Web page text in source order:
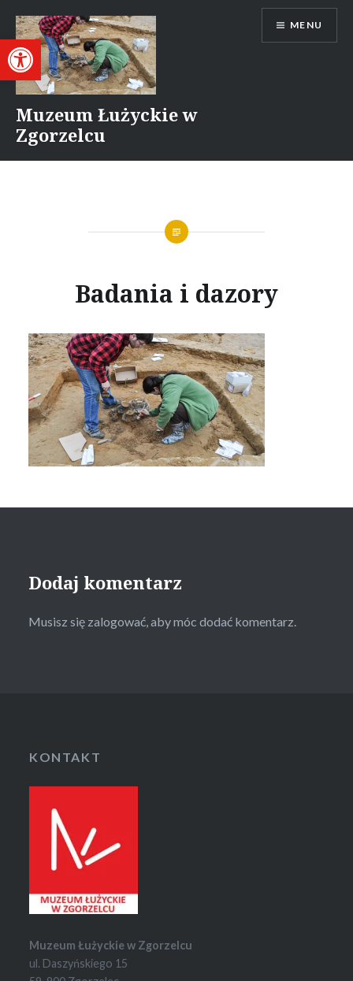
Otwórz pasek narzędzi
treści
Muzeum Łużyckie w
Zgorzelcu
MENU
Badania i dazory
Dodaj komentarz
Musisz się zalogować, aby móc dodać komentarz.
KONTAKT
Muzeum Łużyckie w Zgorzelcu
ul. Daszyńskiego 15